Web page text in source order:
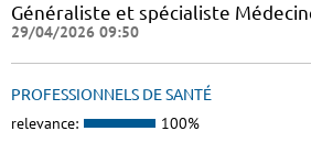
Généraliste et spécialiste
29/04/2026 09:50
PROFESSIONNELS DE SANTÉ
relevance: 100%